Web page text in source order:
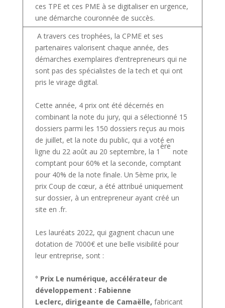
ces TPE et ces PME à se digitaliser en urgence,
une démarche couronnée de succès.
A travers ces trophées, la CPME et ses
partenaires valorisent chaque année, des
démarches exemplaires d’entrepreneurs qui ne
sont pas des spécialistes de la tech et qui ont
pris le virage digital.
Cette année, 4 prix ont été décernés en
combinant la note du jury, qui a sélectionné 15
dossiers parmi les 150 dossiers reçus au mois
de juillet, et la note du public, qui a voté en
ligne du 22 août au 20 septembre, la 1
ère
note
comptant pour 60% et la seconde, comptant
pour 40% de la note finale. Un 5ème prix, le
prix Coup de cœur, a été attribué uniquement
sur dossier, à un entrepreneur ayant créé un
site en .fr.
Les lauréats 2022, qui gagnent chacun une
dotation de 7000€ et une belle visibilité pour
leur entreprise, sont :
° Prix Le numérique, accélérateur de
développement : Fabienne
Leclerc, dirigeante de Camaëlle, fabricant